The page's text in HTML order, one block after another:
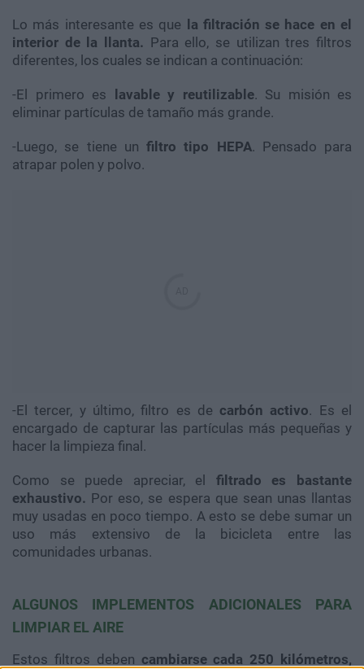
Lo más interesante es que
la filtración se hace en el
interior de la llanta. Para ello, se utilizan tres filtros
diferentes, los cuales se indican a continuación:
-El primero es lavable y reutilizable. Su misión es
eliminar partículas de tamaño más grande.
-Luego, se tiene un filtro tipo HEPA. Pensado para
atrapar polen y polvo.
-El tercer, y último, filtro es de carbón activo. Es el
encargado de capturar las partículas más pequeñas y
hacer la limpieza final.
Como se puede apreciar, el filtrado es bastante
exhaustivo. Por eso, se espera que sean unas llantas
muy usadas en poco tiempo. A esto se debe sumar un
uso más extensivo de la bicicleta entre las
comunidades urbanas.
ALGUNOS IMPLEMENTOS ADICIONALES PARA
LIMPIAR EL AIRE
Estos filtros deben cambiarse cada 250 kilómetros,